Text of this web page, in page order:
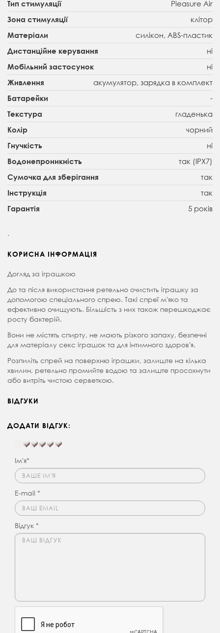
Тип стимуляції Pleasure Air
Зона стимуляції клітор
Матеріали силікон, ABS-пластик
Дистанційне керування ні
Мобільний застосунок ні
Живлення акумулятор, зарядка в комплект
Батарейки -
Текстура гладенька
Колір чорний
Гнучкість ні
Водонепроникність так (IPX7)
Сумочка для зберігання так
Інструкція так
Гарантія 5 років
.
КОРИСНА ІНФОРМАЦІЯ
Догляд за іграшкою
До та після використання ретельно очистить іграшку за
допомогою спеціального спрею. Такі спреї мʼяко та
ефективно очищують. Більшість з них також перешкоджає
росту бактерій.
Вони не містять спирту, не мають різкого запаху, безпечні
для матеріалу секс іграшок та для інтимного здоровʼя.
Розпиліть спрей на поверхню іграшки, залиште на кілька
хвилин, ретельно промийте водою та залиште просохнути
або витріть чистою серветкою.
ВІДГУКИ
ДОДАТИ ВІДГУК:
Ім'я*
E-mail *
Відгук *